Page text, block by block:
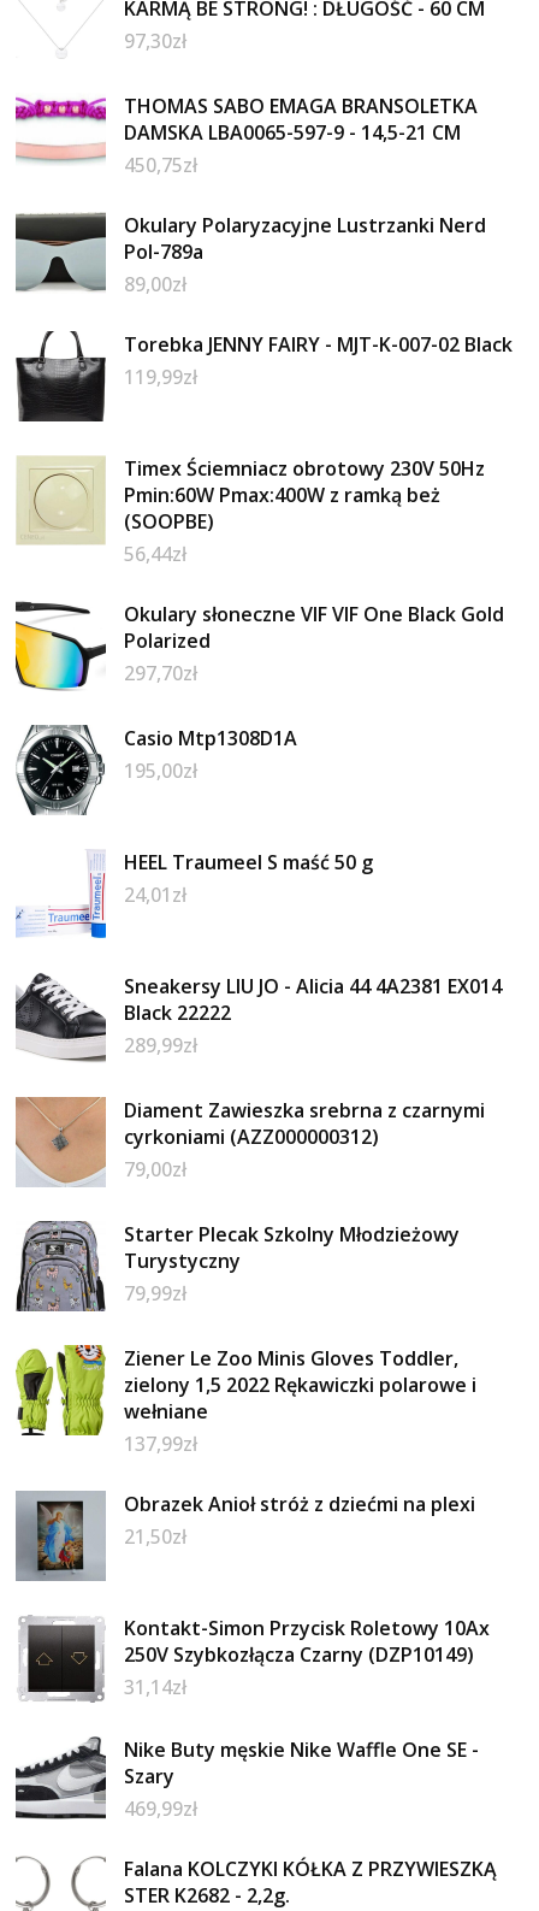
KARMĄ BE STRONG! : DŁUGOŚĆ - 60 CM
97,30zł
THOMAS SABO EMAGA BRANSOLETKA
DAMSKA LBA0065-597-9 - 14,5-21 CM
450,75zł
Okulary Polaryzacyjne Lustrzanki Nerd
Pol-789a
89,00zł
Torebka JENNY FAIRY - MJT-K-007-02 Black
119,99zł
Timex Ściemniacz obrotowy 230V 50Hz
Pmin:60W Pmax:400W z ramką beż
(SOOPBE)
56,44zł
Okulary słoneczne VIF VIF One Black Gold
Polarized
297,70zł
Casio Mtp1308D1A
195,00zł
HEEL Traumeel S maść 50 g
24,01zł
Sneakersy LIU JO - Alicia 44 4A2381 EX014
Black 22222
289,99zł
Diament Zawieszka srebrna z czarnymi
cyrkoniami (AZZ000000312)
79,00zł
Starter Plecak Szkolny Młodzieżowy
Turystyczny
79,99zł
Ziener Le Zoo Minis Gloves Toddler,
zielony 1,5 2022 Rękawiczki polarowe i
wełniane
137,99zł
Obrazek Anioł stróż z dziećmi na plexi
21,50zł
Kontakt-Simon Przycisk Roletowy 10Ax
250V Szybkozłącza Czarny (DZP10149)
31,14zł
Nike Buty męskie Nike Waffle One SE -
Szary
469,99zł
Falana KOLCZYKI KÓŁKA Z PRZYWIESZKĄ
STER K2682 - 2,2g.